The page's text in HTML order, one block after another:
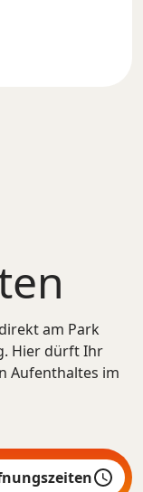
am Park
Hier dürft Ihr
Aufenthaltes im